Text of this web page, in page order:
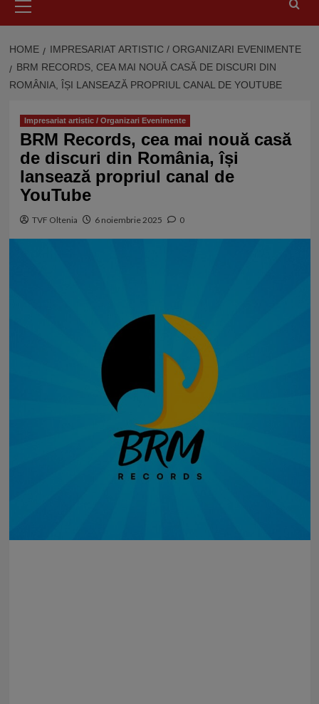
Menu
HOME
IMPRESARIAT ARTISTIC / ORGANIZARI EVENIMENTE
BRM RECORDS, CEA MAI NOUĂ CASĂ DE DISCURI DIN
ROMÂNIA, ÎȘI LANSEAZĂ PROPRIUL CANAL DE YOUTUBE
Impresariat artistic / Organizari Evenimente
BRM Records, cea mai nouă casă
de discuri din România, își
lansează propriul canal de
YouTube
TVF Oltenia 6 noiembrie 2025 0